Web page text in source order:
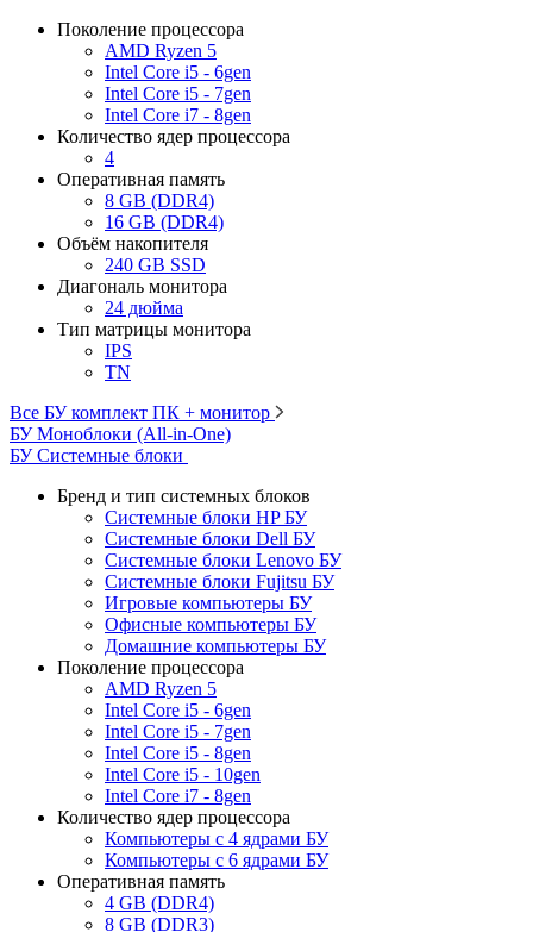
Поколение процессора
AMD Ryzen 5
Intel Core i5 - 6gen
Intel Core i5 - 7gen
Intel Core i7 - 8gen
Количество ядер процессора
4
Оперативная память
8 GB (DDR4)
16 GB (DDR4)
Объём накопителя
240 GB SSD
Диагональ монитора
24 дюйма
Тип матрицы монитора
IPS
TN
Все БУ комплект ПК + монитор
БУ Моноблоки (All-in-One)
БУ Системные блоки
Бренд и тип системных блоков
Системные блоки HP БУ
Системные блоки Dell БУ
Системные блоки Lenovo БУ
Системные блоки Fujitsu БУ
Игровые компьютеры БУ
Офисные компьютеры БУ
Домашние компьютеры БУ
Поколение процессора
AMD Ryzen 5
Intel Core i5 - 6gen
Intel Core i5 - 7gen
Intel Core i5 - 8gen
Intel Core i5 - 10gen
Intel Core i7 - 8gen
Количество ядер процессора
Компьютеры с 4 ядрами БУ
Компьютеры с 6 ядрами БУ
Оперативная память
4 GB (DDR4)
8 GB (DDR3)